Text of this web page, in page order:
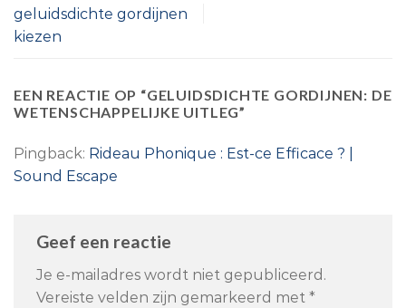
geluidsdichte gordijnen
kiezen
EEN REACTIE OP “GELUIDSDICHTE GORDIJNEN: DE
WETENSCHAPPELIJKE UITLEG”
Pingback: Rideau Phonique : Est-ce Efficace ? |
Sound Escape
Geef een reactie
Je e-mailadres wordt niet gepubliceerd.
Vereiste velden zijn gemarkeerd met *